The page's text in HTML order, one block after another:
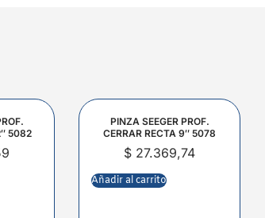
5082
PINZA SEEGER PROF.
CERRAR RECTA 9″ 5078
$ 27.369,74
Añadir al carrito